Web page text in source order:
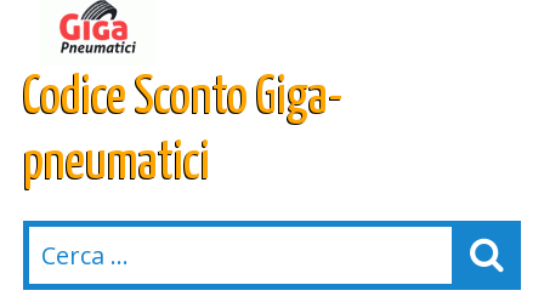
Codice Sconto Giga-
pneumatici